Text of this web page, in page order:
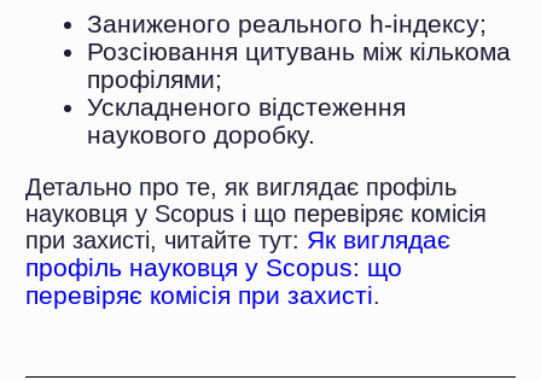
відображатиметься у лівій частині профілю
під іменем.
Крок 4. Заповнення профілю
Заповніть: «Також відомий як» — варіанти
транслітерація); афіліацію (місце роботи/
навчання) — обов’язково для верифікації у
МОН; країну та ключові слова наукових
інтересів; біографію та відомості про
освіту.